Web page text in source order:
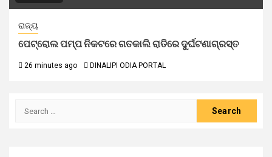
ରାଜ୍ୟ
ପେଟ୍ରୋଲ ପମ୍ପ ନିକଟରେ ଗତକାଲି ରାତିରେ ଦୁର୍ଘଟଣାଗ୍ରସ୍ତ
26 minutes ago DINALIPI ODIA PORTAL